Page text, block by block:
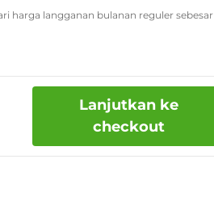
harga langganan bulanan reguler sebesar
Lanjutkan ke
checkout